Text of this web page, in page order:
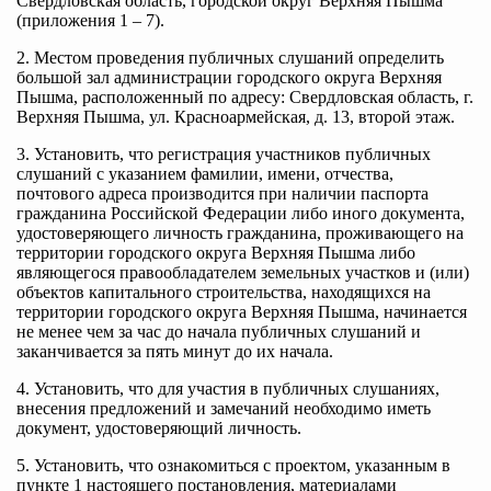
(приложения 1 – 7).
2. Местом проведения публичных слушаний определить
большой зал администрации городского округа Верхняя
Пышма, расположенный по адресу: Свердловская область, г.
Верхняя Пышма, ул. Красноармейская, д. 13, второй этаж.
3. Установить, что регистрация участников публичных
слушаний с указанием фамилии, имени, отчества,
почтового адреса производится при наличии паспорта
гражданина Российской Федерации либо иного документа,
удостоверяющего личность гражданина, проживающего на
территории городского округа Верхняя Пышма либо
являющегося правообладателем земельных участков и (или)
объектов капитального строительства, находящихся на
территории городского округа Верхняя Пышма, начинается
не менее чем за час до начала публичных слушаний и
заканчивается за пять минут до их начала.
4. Установить, что для участия в публичных слушаниях,
внесения предложений и замечаний необходимо иметь
документ, удостоверяющий личность.
5. Установить, что ознакомиться с проектом, указанным в
пункте 1 настоящего постановления, материалами